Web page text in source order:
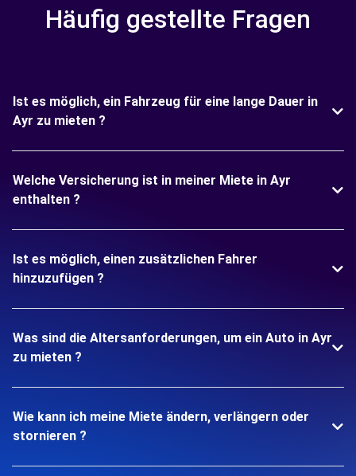
Häufig gestellte Fragen
Ist es möglich, ein Fahrzeug für eine lange Dauer in
Ayr zu mieten ?
Welche Versicherung ist in meiner Miete in Ayr
enthalten ?
Ist es möglich, einen zusätzlichen Fahrer
hinzuzufügen ?
Was sind die Altersanforderungen, um ein Auto in Ayr
zu mieten ?
Wie kann ich meine Miete ändern, verlängern oder
stornieren ?